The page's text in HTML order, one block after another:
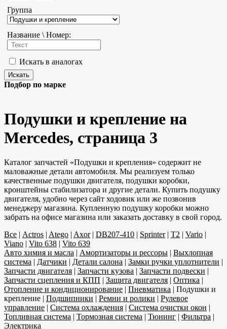
Группа
Название \ Номер:
Искать в аналогах
Подбор по марке
Подушки и крепление на
Mercedes, страница 3
Каталог запчастей «Подушки и крепления» содержит не
маловажные детали автомобиля. Мы реализуем только
качественные подушки двигателя, подушки коробки,
кронштейны стабилизатора и другие детали. Купить подушку
двигателя, удобно через сайт ходовик или же позвонив
менеджеру магазина. Купленную подушку коробки можно
забрать на офисе магазина или заказать доставку в свой город.
Все | Actros | Atego | Axor| DB207-410 | Sprinter| T2 | Vario |
Viano | Vito 638 | Vito 639
Авто химия и масла | Амортизаторы и рессоры | Выхлопная
система | Датчики | Детали салона | Замки ручки уплотнители |
Запчасти двигателя | Запчасти кузова | Запчасти подвески |
Запчасти сцепления и КПП | Защита двигателя | Оптика |
Отопление и кондиционирование | Пневматика | Подушки и
крепление | Подшипники | Ремни и ролики | Рулевое
управление | Система охлаждения | Система очистки окон |
Топливная система | Тормозная система | Тюнинг | Фильтра |
Электрика